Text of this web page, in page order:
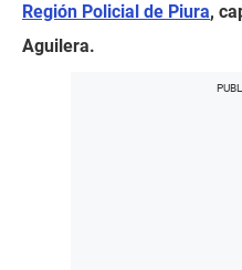
Región Policial de Piura,
Aguilera.